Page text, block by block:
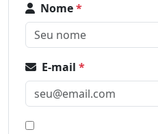
Nome*
E-mail *